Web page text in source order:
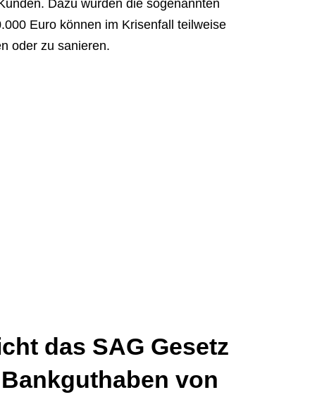
Dazu wurden die sogenannten
Euro können im Krisenfall teilweise
oder zu sanieren.
das SAG Gesetz
von